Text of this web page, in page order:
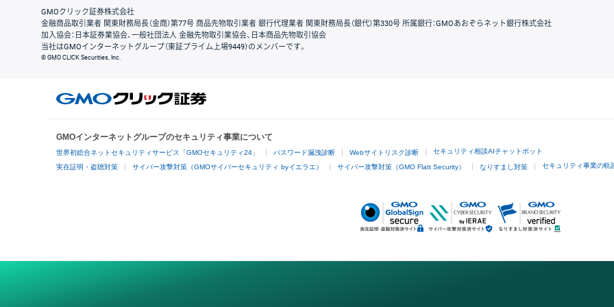
GMOクリック証券株式会社
金融商品取引業者 関東財務局長（金商）第77号 商品先物取引業者 銀行代理業者 関東財務局長（銀代）第330号 所属銀行：GMOあおぞらネット銀行株式会社
加入協会：日本証券業協会、一般社団法人 金融先物取引業協会、日本商品先物取引協会
当社はGMOインターネットグループ（東証プライム上場9449）のメンバーです。
© GMO CLICK Securities, Inc.
GMOインターネットグループのセキュリティ事業について
世界初総合ネットセキュリティサービス「GMOセキュリティ24」 パスワード漏洩診断 Webサイトリスク診断 セキュリティ相談AIチャットボット
実在証明・盗聴対策 サイバー攻撃対策（GMOサイバーセキュリティ byイエラエ） サイバー攻撃対策（GMO Flatt Security） なりすまし対策 セキュリティ事業の軌